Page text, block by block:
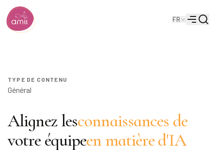
Institut de l'intelligence artificielle de l'Alberta
FR
Menu
TYPE DE CONTENU
Général
Alignez lesconnaissances de
votre équipeen matière d'IA